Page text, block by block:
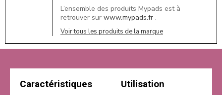
L’ensemble des produits Mypads est à
retrouver sur www.mypads.fr .
Voir tous les produits de la marque
Caractéristiques Utilisation